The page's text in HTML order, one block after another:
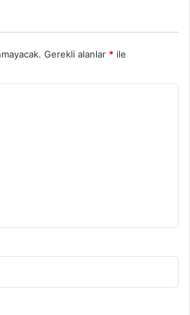
Gerekli alanlar * ile